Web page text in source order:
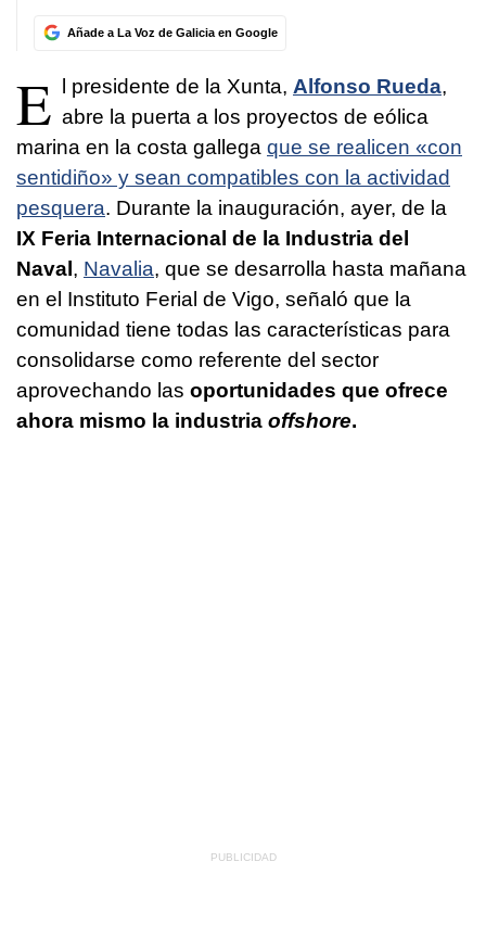
Añade a La Voz de Galicia en Google
E l presidente de la Xunta, Alfonso Rueda,
abre la puerta a los proyectos de eólica
marina en la costa gallega que se realicen «con
sentidiño» y sean compatibles con la actividad
pesquera. Durante la inauguración, ayer, de la
IX Feria Internacional de la Industria del
Naval, Navalia, que se desarrolla hasta mañana
en el Instituto Ferial de Vigo, señaló que la
comunidad tiene todas las características para
consolidarse como referente del sector
aprovechando las oportunidades que ofrece
ahora mismo la industria offshore.